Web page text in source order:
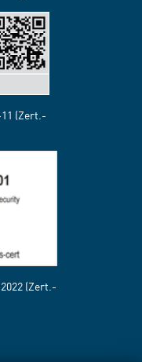
(Zert.-
(Zert.-